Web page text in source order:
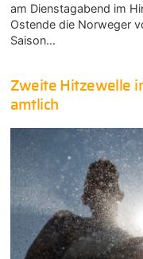
am Dienstagabend im
Ostende die Norweger
Saison…
Zweite Hitzewelle
amtlich